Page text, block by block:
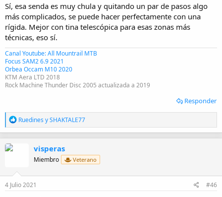
Sí, esa senda es muy chula y quitando un par de pasos algo
más complicados, se puede hacer perfectamente con una
rígida. Mejor con tina telescópica para esas zonas más
técnicas, eso sí.
Canal Youtube: All Mountrail MTB
Focus SAM2 6.9 2021
Orbea Occam M10 2020
KTM Aera LTD 2018
Rock Machine Thunder Disc 2005 actualizada a 2019
Responder
R
e
a
n
e
Ruedines ySHAKTALE77
visperas
Miembro Veterano
4 Julio 2021 #46